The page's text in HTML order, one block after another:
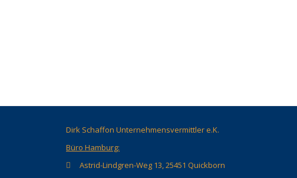
Dirk Schaffon Unternehmensvermittler e.K.
Büro Hamburg:
Astrid-Lindgren-Weg 13, 25451 Quickborn